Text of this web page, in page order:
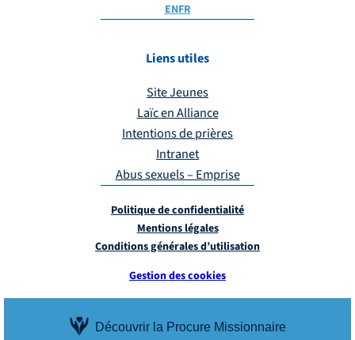
Découvrir la Procure Missionnaire
ENFR
Liens utiles
Site Jeunes
Laïc en Alliance
Intentions de prières
Intranet
Abus sexuels – Emprise
Politique de confidentialité
Mentions légales
Conditions générales d’utilisation
Gestion des cookies